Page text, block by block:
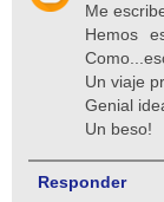
Me
Hemos
Un viaje
Genial
Un beso!
Responder